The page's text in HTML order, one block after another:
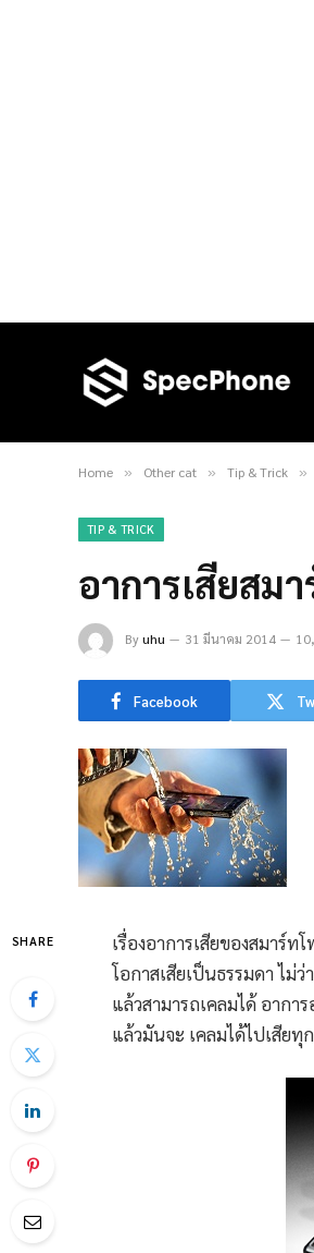
Home » Other cat » Tip & Trick »
TIP & TRICK
อาการเสียสม
Byuhu 31 มีนาคม 2014
Facebook
SHARE
เรื่องอาการเสียของสมาร์
โอกาสเสียเป็นธรรมดา ไม่
แล้วสามารถเคลมได้ อาก
แล้วมันจะ เคลมได้ไปเสียทุ